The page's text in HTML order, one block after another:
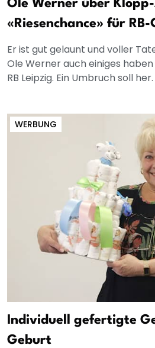
Ole Werner über
«Riesenchance» für RB-
Er ist gut gelaunt und voller
Ole Werner auch einiges
RB Leipzig. Ein Umbruch soll her.
WERBUNG
Individuell gefertigte
Geburt